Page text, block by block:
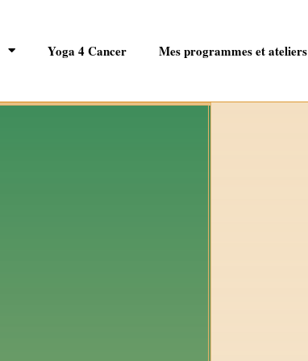
Yoga 4 Cancer Mes programmes et ateliers